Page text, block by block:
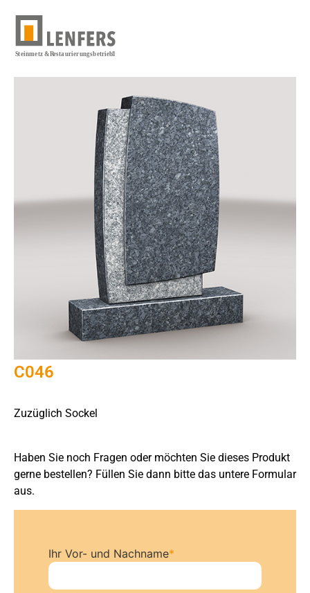
C046
Zuzüglich Sockel
Haben Sie noch Fragen oder möchten Sie dieses Produkt
gerne bestellen? Füllen Sie dann bitte das untere Formular
aus.
Ihr Vor- und Nachname*